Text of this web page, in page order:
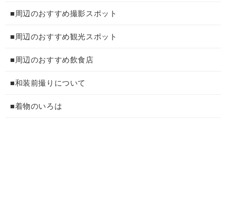
■周辺のおすすめ撮影スポット
■周辺のおすすめ観光スポット
■周辺のおすすめ飲食店
■和装前撮りについて
■着物のいろは